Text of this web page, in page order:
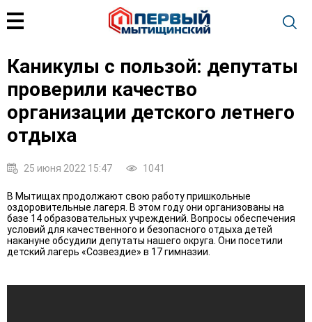
Каникулы с пользой: депутаты
проверили качество
организации детского летнего
отдыха
25 июня 2022 15:47 1041
В Мытищах продолжают свою работу пришкольные
оздоровительные лагеря. В этом году они организованы на
базе 14 образовательных учреждений. Вопросы обеспечения
условий для качественного и безопасного отдыха детей
накануне обсудили депутаты нашего округа. Они посетили
детский лагерь «Созвездие» в 17 гимназии.